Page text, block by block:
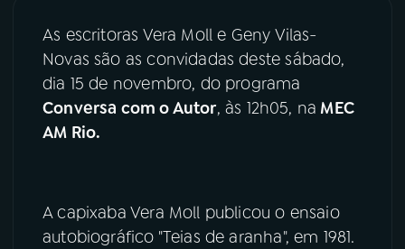
04PROGRAMAS
07ÚLTIMAS
As escritoras Vera Moll e Geny Vilas-
Novas são as convidadas deste sábado,
dia 15 de novembro, do programa
Conversa com o Autor, às 12h05, na MEC
AM Rio.
A capixaba Vera Moll publicou o ensaio
autobiográfico "Teias de aranha", em 1981.